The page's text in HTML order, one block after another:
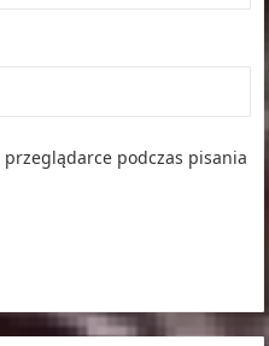
podczas pisania